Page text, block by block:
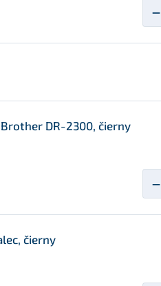
−
DR-2300, čierny
−
čierny